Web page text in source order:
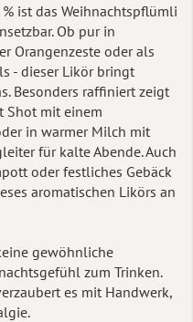
ist das Weihnachtspflümli
Ob pur in
Orangenzeste oder als
- dieser Likör bringt
Besonders raffiniert zeigt
Shot mit einem
in warmer Milch mit
für kalte Abende. Auch
oder festliches Gebäck
aromatischen Likörs an
gewöhnliche
zum Trinken.
es mit Handwerk,